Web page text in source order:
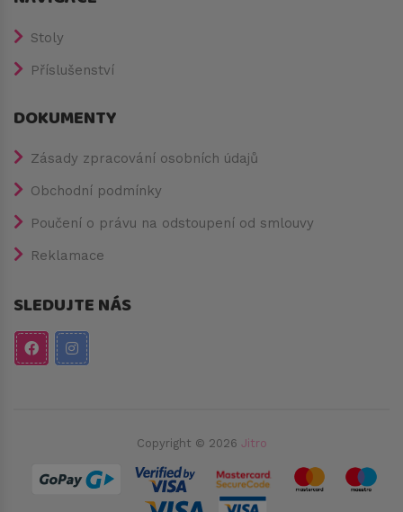
Stoly
Příslušenství
DOKUMENTY
Zásady zpracování osobních údajů
Obchodní podmínky
Poučení o právu na odstoupení od smlouvy
Reklamace
SLEDUJTE NÁS
Copyright © 2026 Jitro